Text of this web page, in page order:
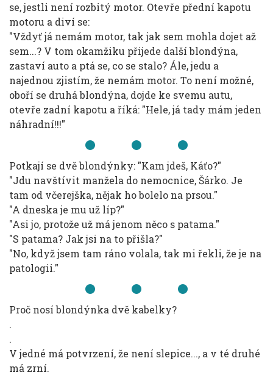
se, jestli není rozbitý motor. Otevře přední kapotu
motoru a diví se:
"Vždyť já nemám motor, tak jak sem mohla dojet až
sem...? V tom okamžiku přijede další blondýna,
zastaví auto a ptá se, co se stalo? Ále, jedu a
najednou zjistím, že nemám motor. To není možné,
oboří se druhá blondýna, dojde ke svemu autu,
otevře zadní kapotu a říká: "Hele, já tady mám jeden
náhradní!!!"
Potkají se dvě blondýnky: "Kam jdeš, Káťo?"
"Jdu navštívit manžela do nemocnice, Šárko. Je
tam od včerejška, nějak ho bolelo na prsou."
"A dneska je mu už líp?"
"Asi jo, protože už má jenom něco s patama."
"S patama? Jak jsi na to přišla?"
"No, když jsem tam ráno volala, tak mi řekli, že je na
patologii."
Proč nosí blondýnka dvě kabelky?
.
.
V jedné má potvrzení, že není slepice..., a v té druhé
má zrní.